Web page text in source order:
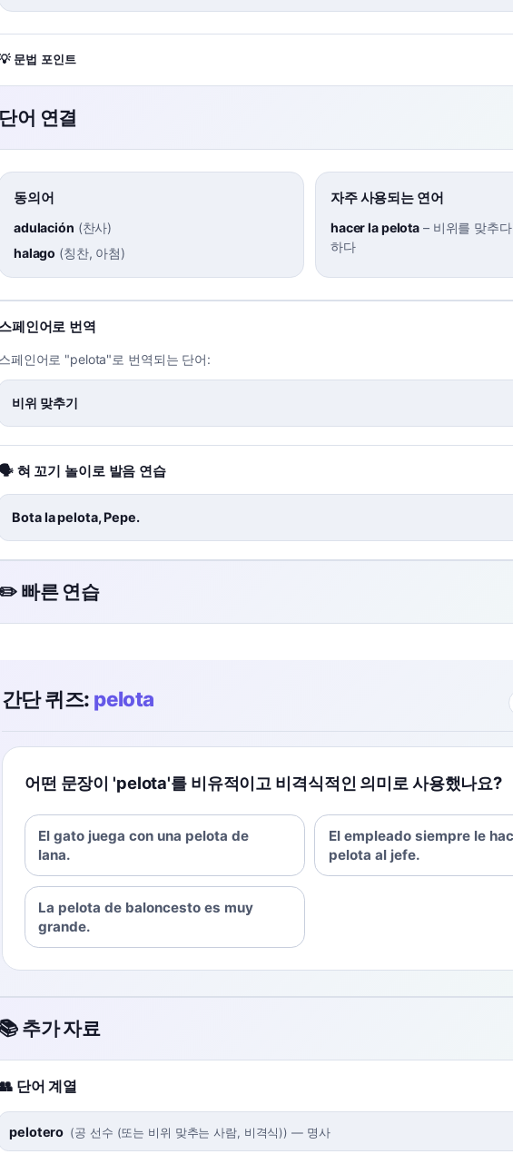
문법 포인트
단어 연결
동의어
adulación (찬사)
halago (칭찬, 아첨)
자주 사용되는 연어
hacer la pelota – 비위를 맞추
하다
스페인어로 번역
스페인어로 "pelota"로 번역되는 단어:
비위 맞추기
🗣️ 혀 꼬기 놀이로 발음 연습
Bota la pelota, Pepe.
✏️ 빠른 연습
간단 퀴즈: pelota
어떤 문장이 'pelota'를 비유적이고 비격식적인 의미로 사용했나요?
El gato juega con una pelota de
lana.
El empleado siempre le
pelota al jefe.
La pelota de baloncesto es muy
grande.
📚 추가 자료
단어 계열
pelotero (공 선수 (또는 비위 맞추는 사람, 비격식)) — 명사